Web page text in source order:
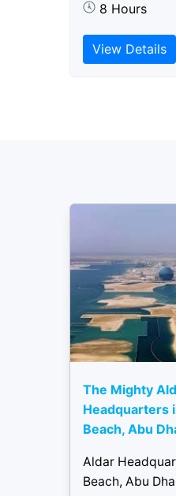
8 Hours
View Details
The Mighty
Headquarters
Beach, Abu
Aldar
Beach, Abu